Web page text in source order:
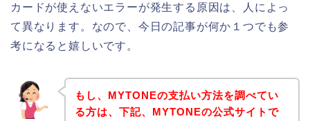
カードが使えないエラーが発生する原因は、人によっ
て異なります。なので、今日の記事が何か１つでも参
考になると嬉しいです。
もし、MYTONEの支払い方法を調べてい
る方は、下記、MYTONEの公式サイトで